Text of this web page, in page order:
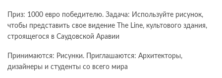
Приз: 1000 евро победителю. Задача: Используйте рисунок,
чтобы представить свое видение The Line, культового здания,
строящегося в Саудовской Аравии
Принимаются: Рисунки. Приглашаются: Архитекторы,
дизайнеры и студенты со всего мира